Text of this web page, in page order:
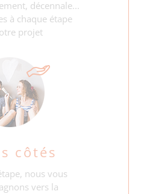
décennale...
à chaque étape
projet
côtés
nous vous
vers la